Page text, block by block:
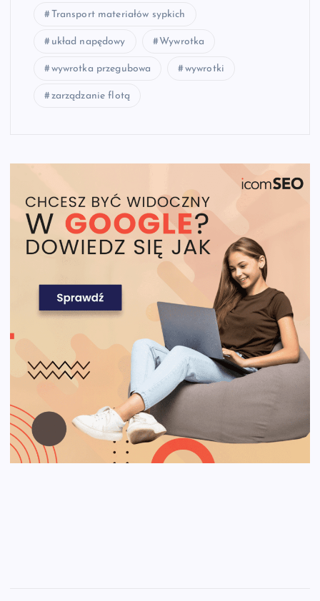
Transport materiałów sypkich
układ napędowy Wywrotka
wywrotka przegubowa wywrotki
zarządzanie flotą